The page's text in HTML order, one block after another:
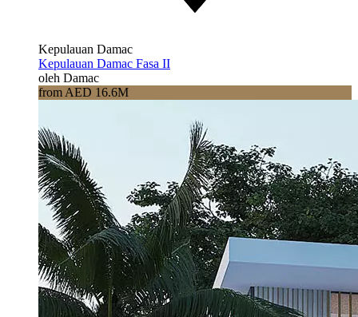
Kepulauan Damac
Kepulauan Damac Fasa II
oleh Damac
from AED 16.6M